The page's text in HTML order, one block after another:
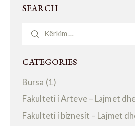
SEARCH
CATEGORIES
Bursa (1)
Fakulteti i Arteve – Lajmet
Fakulteti i biznesit – Lajmet